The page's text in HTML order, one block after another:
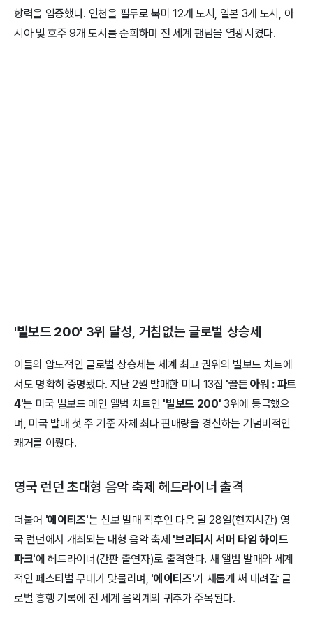
향력을 입증했다. 인천을 필두로 북미 12개 도시, 일본 3개 도시, 아
시아 및 호주 9개 도시를 순회하며 전 세계 팬덤을 열광시켰다.
'빌보드 200' 3위 달성, 거침없는 글로벌 상승세
이들의 압도적인 글로벌 상승세는 세계 최고 권위의 빌보드 차트에
서도 명확히 증명됐다. 지난 2월 발매한 미니 13집 '골든 아워 : 파트
4'는 미국 빌보드 메인 앨범 차트인 '빌보드 200' 3위에 등극했으
며, 미국 발매 첫 주 기준 자체 최다 판매량을 경신하는 기념비적인
쾌거를 이뤘다.
영국 런던 초대형 음악 축제 헤드라이너 출격
더불어 '에이티즈'는 신보 발매 직후인 다음 달 28일(현지시간) 영
국 런던에서 개최되는 대형 음악 축제 '브리티시 서머 타임 하이드
파크'에 헤드라이너(간판 출연자)로 출격한다. 새 앨범 발매와 세계
적인 페스티벌 무대가 맞물리며, '에이티즈'가 새롭게 써 내려갈 글
로벌 흥행 기록에 전 세계 음악계의 귀추가 주목된다.